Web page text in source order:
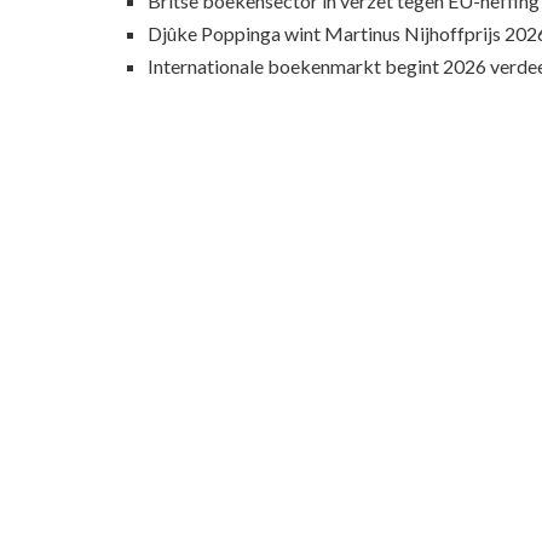
Djûke Poppinga wint Martinus Nijhoffprijs
Internationale boekenmarkt begint 2026